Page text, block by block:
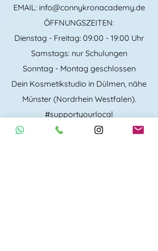
EMAIL: info@connykronacademy.de
ÖFFNUNGSZEITEN:
Dienstag - Freitag: 09:00 - 19:00 Uhr
Samstags: nur Schulungen
Sonntag - Montag geschlossen
Dein Kosmetikstudio in Dülmen, nähe
Münster (Nordrhein Westfalen).
#supportyourlocal